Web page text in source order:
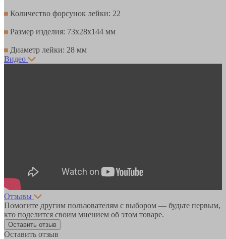
Количество форсунок лейки: 22
Размер изделия: 73x28x144 мм
Диаметр лейки: 28 мм
Видео
Отзывы
Помогите другим пользователям с выбором — будьте первым,
кто поделится своим мнением об этом товаре.
Оставить отзыв
Оставить отзыв